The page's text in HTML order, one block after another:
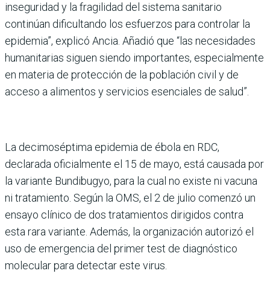
inseguridad y la fragilidad del sistema sanitario
continúan dificultando los esfuerzos para controlar la
epidemia”, explicó Ancia. Añadió que “las necesidades
humanitarias siguen siendo importantes, especialmente
en materia de protección de la población civil y de
acceso a alimentos y servicios esenciales de salud”.
La decimoséptima epidemia de ébola en RDC,
declarada oficialmente el 15 de mayo, está causada por
la variante Bundibugyo, para la cual no existe ni vacuna
ni tratamiento. Según la OMS, el 2 de julio comenzó un
ensayo clínico de dos tratamientos dirigidos contra
esta rara variante. Además, la organización autorizó el
uso de emergencia del primer test de diagnóstico
molecular para detectar este virus.